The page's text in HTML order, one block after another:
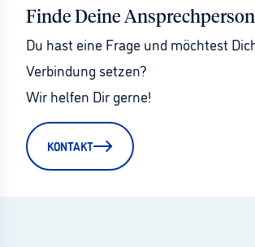
Finde Deine Ansprechperson
Du hast eine Frage und möchtest
Verbindung setzen?
Wir helfen Dir gerne!
KONTAKT